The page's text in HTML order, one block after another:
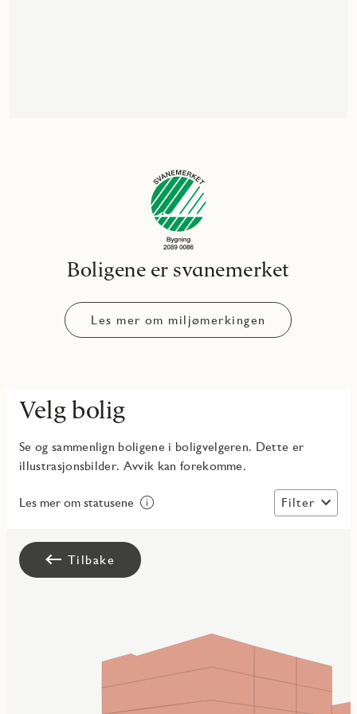
Boligene er svanemerket
Les mer om miljømerkingen
Velg bolig
Se og sammenlign boligene i boligvelgeren. Dette er
illustrasjonsbilder. Avvik kan forekomme.
Les mer om statusene Filter
Tilbake